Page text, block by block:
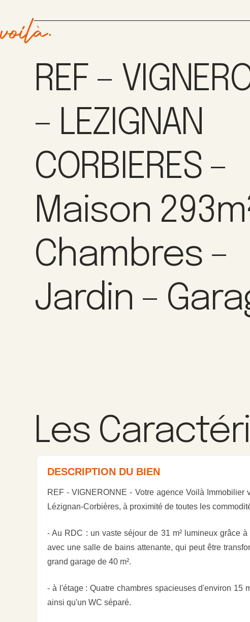
REF –
– LEZIGNAN
CORBIERES –
Maison
Chambres –
Jardin –
Les
DESCRIPTION DU BIEN
REF - VIGNERONNE - Votre agence Voilà
Lézignan-Corbières, à proximité de toutes les
- Au RDC : un vaste séjour de 31 m² lumineux grâce
avec une salle de bains attenante, qui peut être
grand garage de 40 m².
- à l'étage : Quatre chambres spacieuses d'environ 15
ainsi qu'un WC séparé.